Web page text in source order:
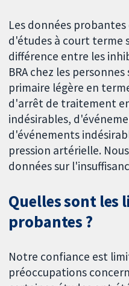
Les données probantes
d'études à court terme
différence entre les
BRA chez les
primaire légère en
d'arrêt de traitement
indésirables,
d'événements
pression artérielle.
données sur
Quelles sont les
probantes ?
Notre confiance est
préoccupations